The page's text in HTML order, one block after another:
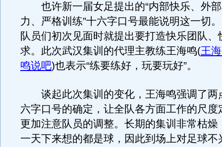
也许新一届女足提出的“内部快乐、外部
力、严格训练”十六字口号最能说明这一切
队员们初次见面时就提出要打造快乐团队、
求。此次武汉集训的代理主教练王海鸣(王
鸣说吧)也表示“练要练好，玩要玩好”。
谈起此次集训的变化，王海鸣强调了两
六字口号的确定，让全队各方面工作的尺度
更加注意队员的调整。长期的集训非常枯燥
一天下来想的都是球，因此到场上对足球不